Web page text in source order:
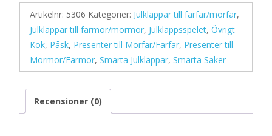
Artikelnr: 5306 Kategorier: Julklappar till farfar/morfar,
Julklappar till farmor/mormor, Julklappsspelet, Övrigt
Kök, Påsk, Presenter till Morfar/Farfar, Presenter till
Mormor/Farmor, Smarta Julklappar, Smarta Saker
Recensioner (0)